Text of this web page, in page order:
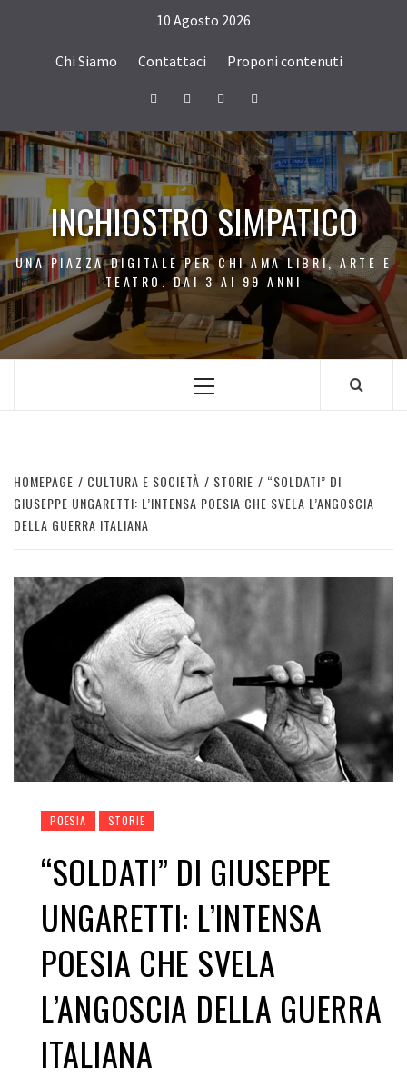
contenuto
10 Agosto 2026
Chi Siamo Contattaci Proponi contenuti
FacebookTwitterInstagramYoutube
INCHIOSTRO SIMPATICO
UNA PIAZZA DIGITALE PER CHI AMA LIBRI, ARTE E
TEATRO. DAI 3 AI 99 ANNI
Menu
HOMEPAGE CULTURA E SOCIETÀ STORIE
“SOLDATI” DI
GIUSEPPE UNGARETTI: L’INTENSA POESIA CHE SVELA L’ANGOSCIA
DELLA GUERRA ITALIANA
POESIA STORIE
“SOLDATI” DI GIUSEPPE
UNGARETTI: L’INTENSA
POESIA CHE SVELA
L’ANGOSCIA DELLA GUERRA
ITALIANA